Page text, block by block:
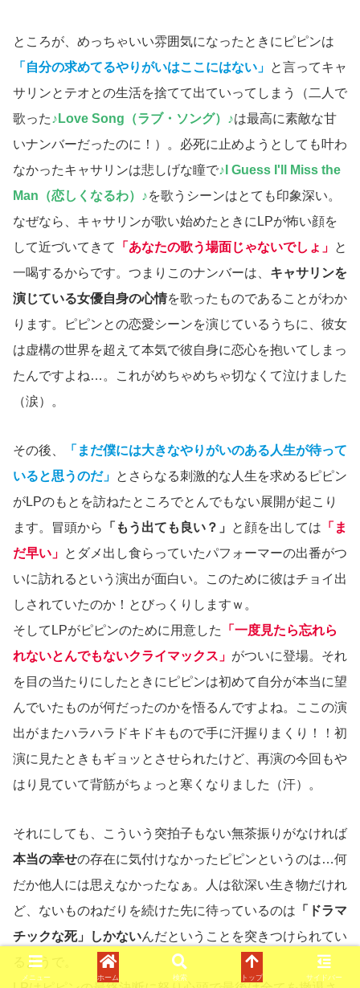
ところが、めっちゃいい雰囲気になったときにピピンは
「自分の求めてるやりがいはここにはない」 と言ってキャ
サリンとテオとの生活を捨てて出ていってしまう（二人で
歌った♪Love Song（ラブ・ソング）♪は最高に素敵な甘
いナンバーだったのに！）。必死に止めようとしても叶わ
なかったキャサリンは悲しげな瞳で♪I Guess I'll Miss the
Man（恋しくなるわ）♪を歌うシーンはとても印象深い。
なぜなら、キャサリンが歌い始めたときにLPが怖い顔を
して近づいてきて
「あなたの歌う場面じゃないでしょ」 と
一喝するからです。つまりこのナンバーは、 キャサリンを
演じている女優自身の心情を歌ったものであることがわか
ります。ピピンとの恋愛シーンを演じているうちに、彼女
は虚構の世界を超えて本気で彼自身に恋心を抱いてしまっ
たんですよね…。これがめちゃめちゃ切なくて泣けました
（涙）。
その後、
「まだ僕には大きなやりがいのある人生が待って
いると思うのだ」 とさらなる刺激的な人生を求めるピピン
がLPのもとを訪ねたところでとんでもない展開が起こり
ます。冒頭から
「もう出ても良い？」 と顔を出しては 「ま
だ早い」 とダメ出し食らっていたパフォーマーの出番がつ
いに訪れるという演出が面白い。このために彼はチョイ出
しされていたのか！とびっくりしますｗ。
そしてLPがピピンのために用意した
「一度見たら忘れら
れないとんでもないクライマックス」 がついに登場。それ
を目の当たりにしたときにピピンは初めて自分が本当に望
んでいたものが何だったのかを悟るんですよね。ここの演
出がまたハラハラドキドキもので手に汗握りまくり！！初
演に見たときもギョッとさせられたけど、再演の今回もや
はり見ていて背筋がちょっと寒くなりました（汗）。
それにしても、こういう突拍子もない無茶振りがなければ
本当の幸せの存在に気付けなかったピピンというのは…何
だか他人には思えなかったなぁ。人は欲深い生き物だけれ
ど、ないものねだりを続けた先に待っているのは 「ドラマ
チックな死」しかないんだということを突きつけられてい
るようで。
メニュー ホーム 検索 トップ サイドバー